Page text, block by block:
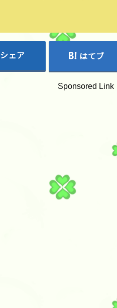
シェア はてブ
Sponsored Link